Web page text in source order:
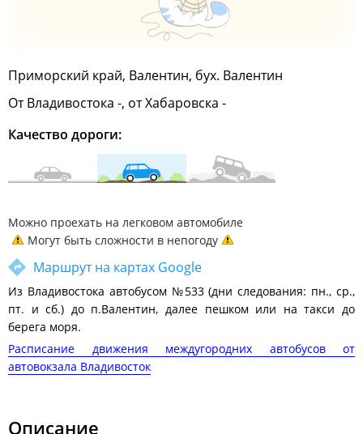
Приморский край, Валентин, бух. Валентин
От Владивостока -, от Хабаровска -
Качество дороги:
Можно проехать на легковом автомобиле
Могут быть сложности в непогоду
Маршрут на картах Google
Из Владивостока автобусом №533 (дни следования: пн., ср.,
пт. и сб.) до п.Валентин, далее пешком или на такси до
берега моря.
Расписание движения междугородних автобусов от
автовокзала Владивосток
Описание